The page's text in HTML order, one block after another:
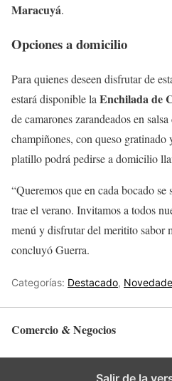
Maracuyá.
Opciones a domicilio
Para quienes deseen disfrutar de
estará disponible la Enchilada de
de camarones zarandeados en
champiñones, con queso gratinado
platillo podrá pedirse a domicilio
“Queremos que en cada bocado
trae el verano. Invitamos a todos
menú y disfrutar del meritito sabor
concluyó Guerra.
Categorías: Destacado,
Comercio & Negocios